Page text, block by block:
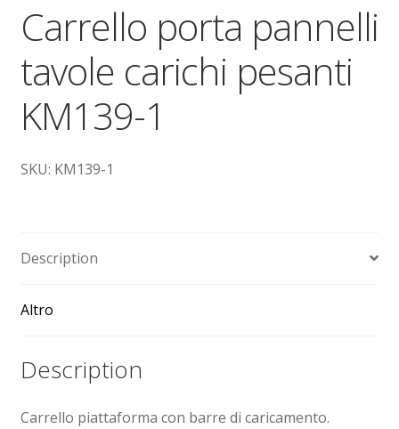
Ordini
Pagamenti
Pagamento
Spedizioni
Transpallet
Carrello porta pannelli
tavole carichi pesanti
KM139-1
SKU: KM139-1
Description
Altro
Description
Carrello piattaforma con barre di caricamento.